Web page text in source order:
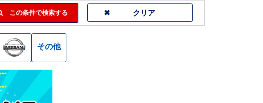
この条件で検索する
その他